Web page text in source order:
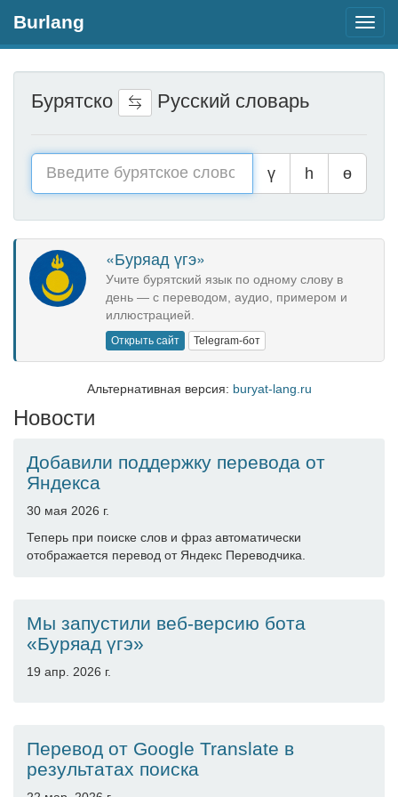
Burlang
Бурятско Русский словарь
ү һ ө
«Буряад үгэ»
Учите бурятский язык по одному слову в
день — с переводом, аудио, примером и
иллюстрацией.
Открыть сайт Telegram-бот
Альтернативная версия: buryat-lang.ru
Новости
Добавили поддержку перевода от
Яндекса
30 мая 2026 г.
Теперь при поиске слов и фраз автоматически
отображается перевод от Яндекс Переводчика.
Мы запустили веб-версию бота
«Буряад үгэ»
19 апр. 2026 г.
Перевод от Google Translate в
результатах поиска